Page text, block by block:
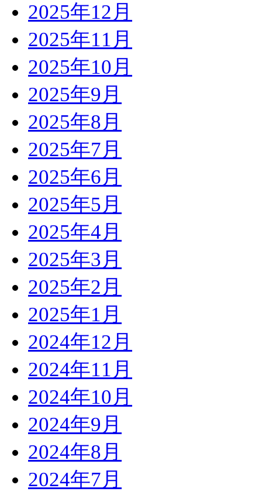
2025年12月
2025年11月
2025年10月
2025年9月
2025年8月
2025年7月
2025年6月
2025年5月
2025年4月
2025年3月
2025年2月
2025年1月
2024年12月
2024年11月
2024年10月
2024年9月
2024年8月
2024年7月